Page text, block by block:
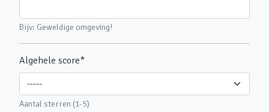
Bijv: Geweldige omgeving!
Algehele score*
Aantal sterren (1-5)